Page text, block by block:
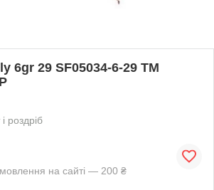
6gr 29 SF05034-6-29 ТМ
роздріб
на сайті — 200 ₴